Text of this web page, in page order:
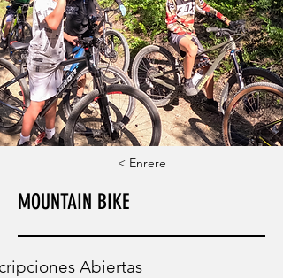
< Enrere
MOUNTAIN BIKE
Abiertas